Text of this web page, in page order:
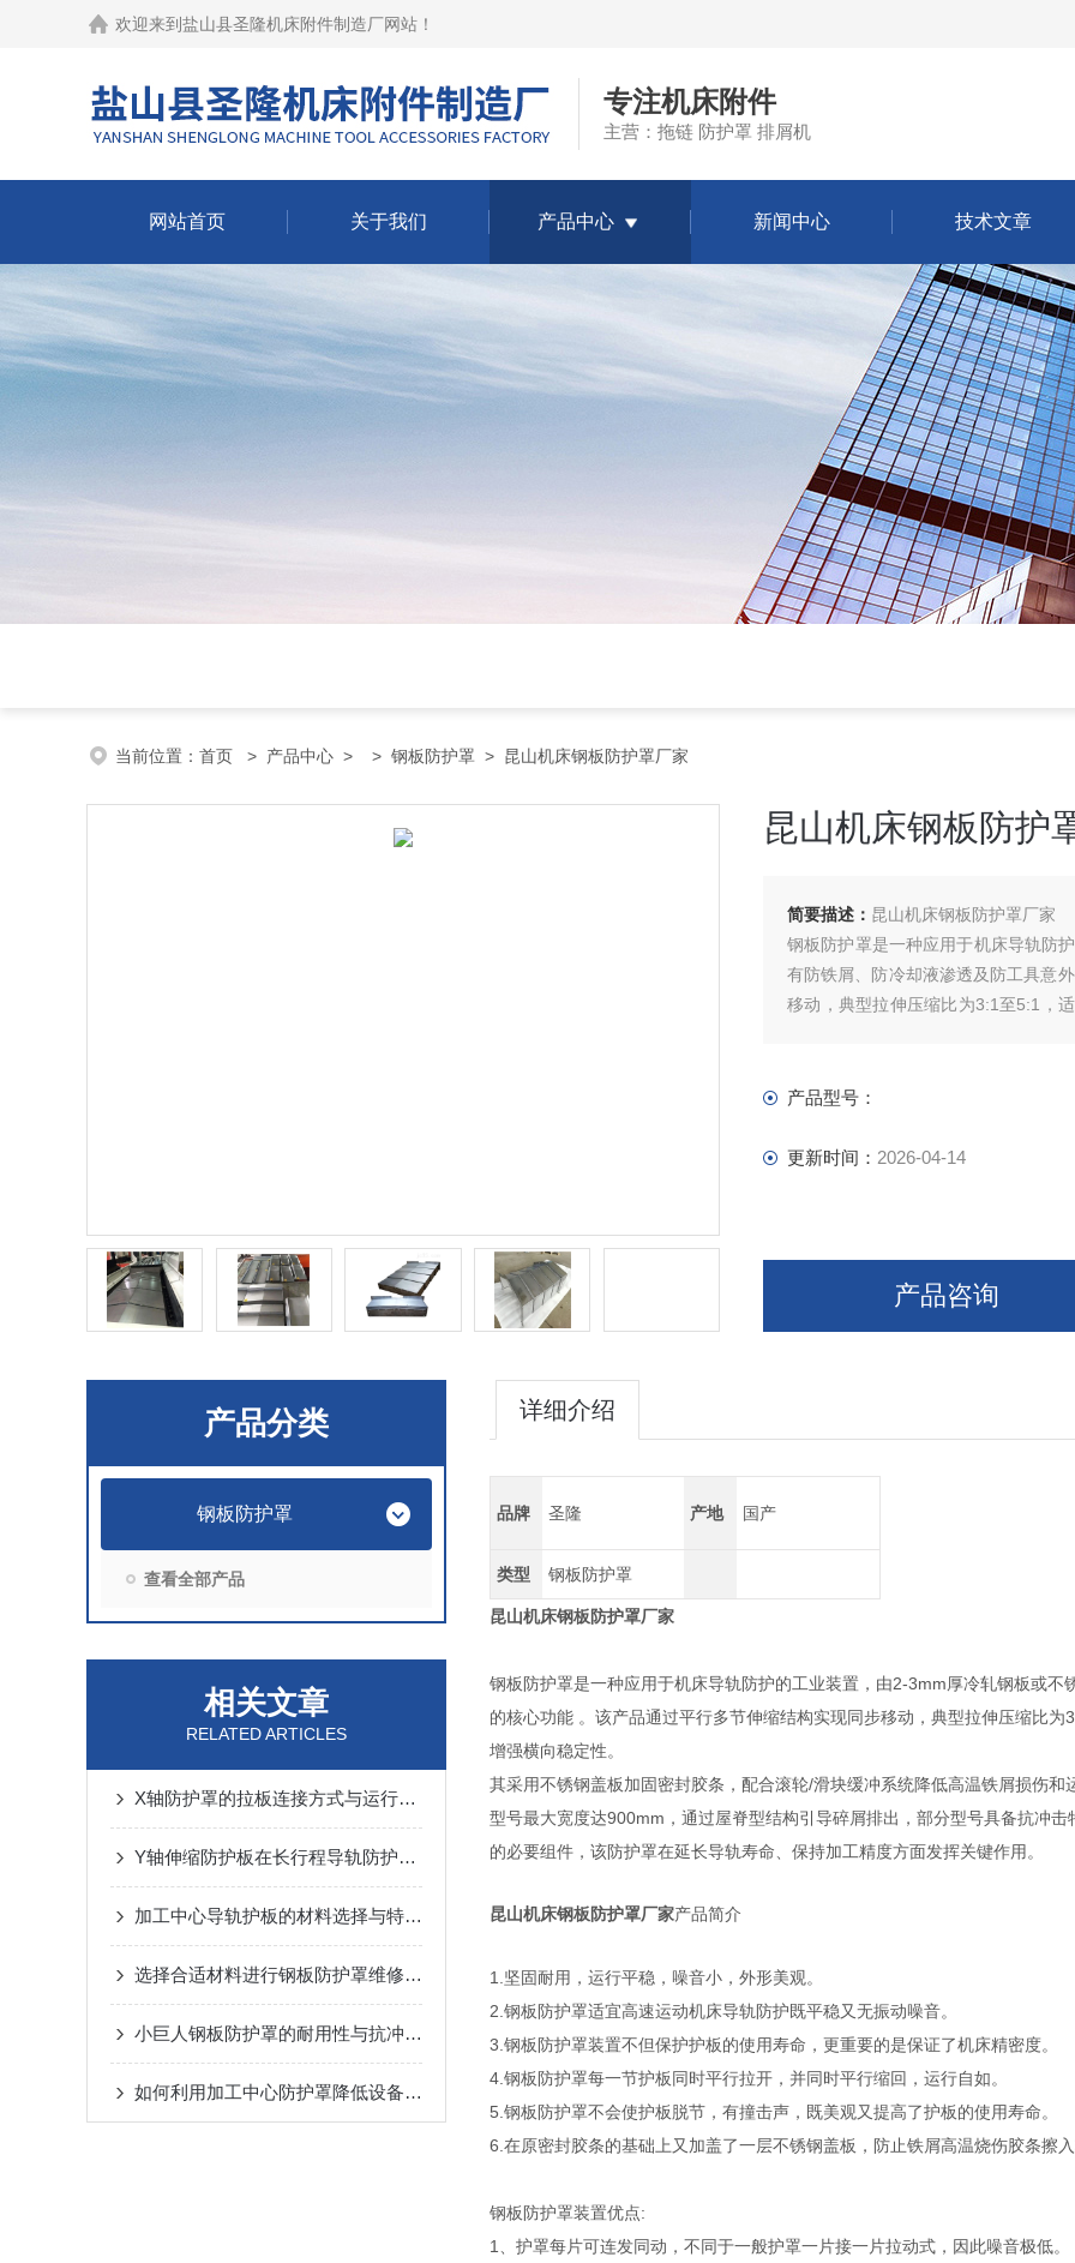
欢迎来到 盐山县圣隆机床附件制造厂网站 ！
专注机床附件
主营：拖链 防护罩 排屑机
网站首页 关于我们 产品中心 新闻中心 技术文章
当前位置： 首页 > 产品中心 > > 钢板防护罩 > 昆山机床钢板防护罩厂家
昆山机床钢板防护
简要描述： 昆山机床钢板防护罩厂家
钢板防护罩​是一种应用于机床导轨防
有防铁屑、防冷却液渗透及防工具意
移动，典型拉伸压缩比为3:1至5:1，
产品型号：
更新时间： 2026-04-14
产品咨询
产品分类
钢板防护罩
查看全部产品
相关文章
RELATED ARTICLES
X轴防护罩的拉板连接方式与运行噪音控制
Y轴伸缩防护板在长行程导轨防护中的设计与应用
加工中心导轨护板的材料选择与特点说明
选择合适材料进行钢板防护罩维修与更换
小巨人钢板防护罩的耐用性与抗冲击性能分析
如何利用加工中心防护罩降低设备损耗？
详细介绍
品牌 圣隆 产地 国产
类型 钢板防护罩
昆山机床钢板防护罩厂家
钢板防护罩是一种应用于机床导轨防护的工业装置，由2-3mm厚冷轧钢板或
的核心功能 。该产品通过平行多节伸缩结构实现同步移动，典型拉伸压缩比
增强横向稳定性。
其采用不锈钢盖板加固密封胶条，配合滚轮/滑块缓冲系统降低高温铁屑损伤
型号最大宽度达900mm，通过屋脊型结构引导碎屑排出，部分型号具备抗冲
的必要组件，该防护罩在延长导轨寿命、保持加工精度方面发挥关键作用。
昆山机床钢板防护罩厂家产品简介
1.坚固耐用，运行平稳，噪音小，外形美观。
2.钢板防护罩适宜高速运动机床导轨防护既平稳又无振动噪音。
3.钢板防护罩装置不但保护护板的使用寿命，更重要的是保证了机床精密度。
4.钢板防护罩每一节护板同时平行拉开，并同时平行缩回，运行自如。
5.钢板防护罩不会使护板脱节，有撞击声，既美观又提高了护板的使用寿命。
6.在原密封胶条的基础上又加盖了一层不锈钢盖板，防止铁屑高温烧伤胶条擦
钢板防护罩装置优点:
1、护罩每片可连发同动，不同于一般护罩一片接一片拉动式，因此噪音极低。